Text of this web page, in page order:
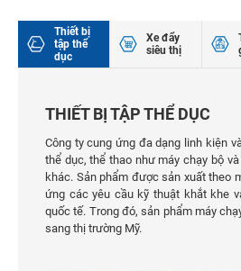
Thiết bị
tập thể
dục
Xe đẩy
siêu thị
THIẾT BỊ TẬP THỂ DỤC
Công ty cung ứng đa dạng linh kiện
thể dục, thể thao như máy chạy bộ
khác. Sản phẩm được sản xuất theo
ứng các yêu cầu kỹ thuật khắt khe
quốc tế. Trong đó, sản phẩm máy
sang thị trường Mỹ.